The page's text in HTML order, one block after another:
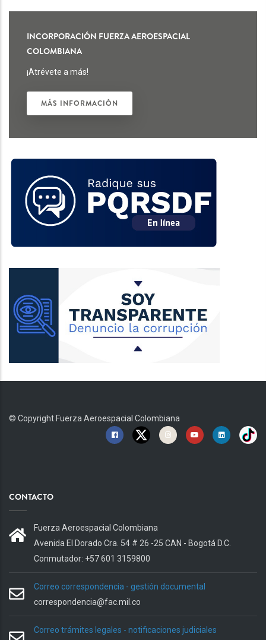
INCORPORACIÓN FUERZA AEROESPACIAL
COLOMBIANA
¡Atrévete a más!
MÁS INFORMACIÓN
© Copyright Fuerza Aeroespacial Colombiana
CONTACTO
Fuerza Aeroespacial Colombiana
Avenida El Dorado Cra. 54 # 26 -25 CAN - Bogotá D.C.
Conmutador: +57 601 3159800
Correo correspondencia - gestión documental
correspondencia@fac.mil.co
Correo trámites legales - notificaciones judiciales